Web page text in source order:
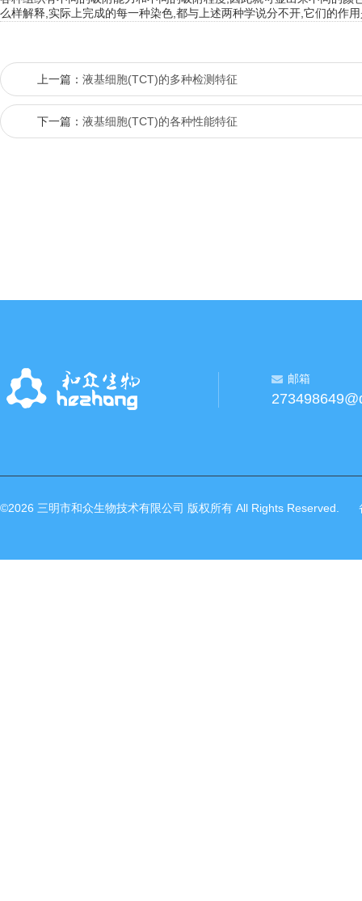
么样解释,实际上完成的每一种染色,都与上述两种学说分不开,它们的作
上一篇： 液基细胞(TCT)的多种检测特征
下一篇： 液基细胞(TCT)的各种性能特征
邮箱
©2026 三明市和众生物技术有限公司 版权所有 All Rights Reserved.